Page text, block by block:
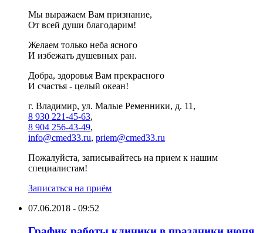
Мы выражаем Вам признание,
От всей души благодарим!
Желаем только неба ясного
И избежать душевных ран.
Добра, здоровья Вам прекрасного
И счастья - целый океан!
г. Владимир, ул. Малые Ременники, д. 11,
8 930 221-45-63,
8 904 256-43-49,
info@cmed33.ru, priem@cmed33.ru
Пожалуйста, записывайтесь на прием к нашим
специалистам!
Записаться на приём
07.06.2018 - 09:52